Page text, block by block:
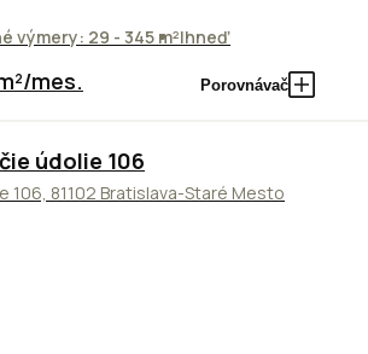
výmery: 29 - 345 m²Ihneď
mes. Porovnávač
údolie 106
106, 81102 Bratislava-Staré Mesto